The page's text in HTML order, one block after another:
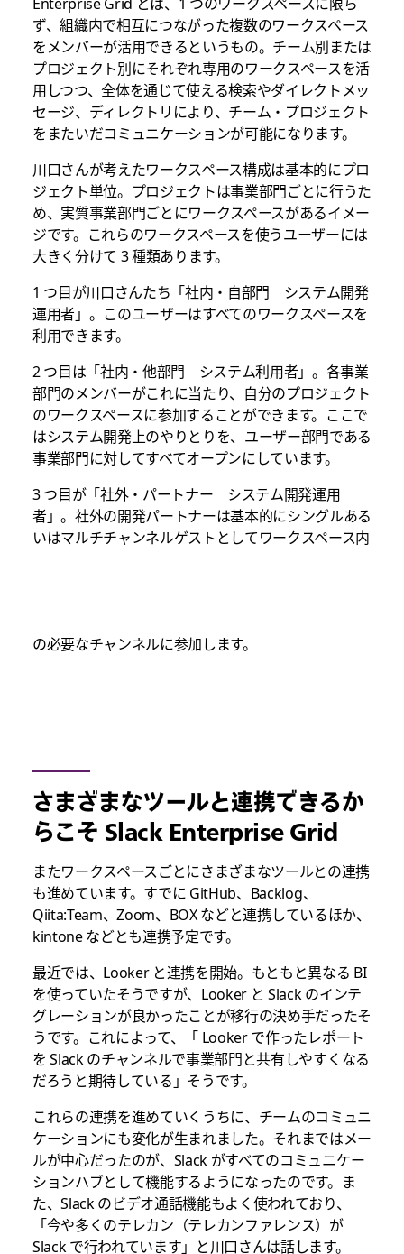
ず、組織内で相互につながった複数のワークスペース
をメンバーが活用できるというもの。チーム別または
プロジェクト別にそれぞれ専用のワークスペースを活
用しつつ、全体を通じて使える検索やダイレクトメッ
セージ、ディレクトリにより、チーム・プロジェクト
をまたいだコミュニケーションが可能になります。
川口さんが考えたワークスペース構成は基本的にプロ
ジェクト単位。プロジェクトは事業部門ごとに行うた
め、実質事業部門ごとにワークスペースがあるイメー
ジです。これらのワークスペースを使うユーザーには
大きく分けて 3 種類あります。
1 つ目が川口さんたち「社内・自部門 システム開発
運用者」。このユーザーはすべてのワークスペースを
利用できます。
2 つ目は「社内・他部門 システム利用者」。各事業
部門のメンバーがこれに当たり、自分のプロジェクト
のワークスペースに参加することができます。ここで
はシステム開発上のやりとりを、ユーザー部門である
事業部門に対してすべてオープンにしています。
3 つ目が「社外・パートナー システム開発運用
者」。社外の開発パートナーは基本的にシングルある
いはマルチチャンネルゲストとしてワークスペース内
の必要なチャンネルに参加します。
さまざまなツールと連携できるか
らこそ Slack Enterprise Grid
またワークスペースごとにさまざまなツールとの連携
も進めています。すでに GitHub、Backlog、
Qiita:Team、Zoom、BOX などと連携しているほか、
kintone などとも連携予定です。
最近では、Looker と連携を開始。もともと異なる BI
を使っていたそうですが、Looker と Slack のインテ
グレーションが良かったことが移行の決め手だったそ
うです。これによって、「 Looker で作ったレポート
を Slack のチャンネルで事業部門と共有しやすくなる
だろうと期待している」そうです。
これらの連携を進めていくうちに、チームのコミュニ
ケーションにも変化が生まれました。それまではメー
ルが中心だったのが、Slack がすべてのコミュニケー
ションハブとして機能するようになったのです。ま
た、Slack のビデオ通話機能もよく使われており、
「今や多くのテレカン（テレカンファレンス）が
Slack で行われています」と川口さんは話します。